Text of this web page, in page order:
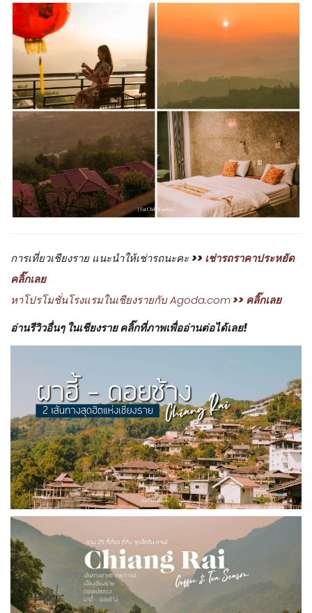
การเที่ยวเชียงราย แนะนำให้เช่ารถนะคะ>>เช่ารถราคาประหยัด
คลิ๊กเลย
หาโปรโมชั่นโรงแรมในเชียงรายกับ Agoda.com>> คลิ๊กเลย
อ่านรีวิวอื่นๆ ในเชียงราย คลิ๊กที่ภาพเพื่ออ่านต่อได้เลย!